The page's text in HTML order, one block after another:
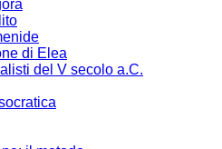
di Elea
del V secolo a.C.